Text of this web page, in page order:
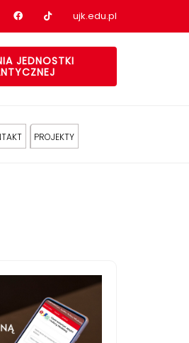
Nasz profil na Facebook
Nasz profil na tiktok
ujk.edu.pl
JEDNOSTKI
PROJEKTY